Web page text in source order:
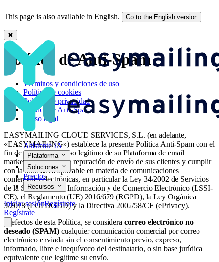
This page is also available in English. Go to the English version
✖
Asistente IA
Plataforma
Soluciones
Precios
Recursos
Iniciar sesiónRegístrate
Regístrate
▷ Política Anti-Spam - Easymailing
Política de Anti-Spam
Términos y condiciones de uso
Política de cookies
Política de privacidad
Política de Anti-Spam
Aviso legal
EASYMAILING CLOUD SERVICES, S.L. (en adelante,
«EASYMAILING») establece la presente Política Anti-Spam con el
fin de garantizar un uso legítimo de su Plataforma de email
marketing, proteger la reputación de envío de sus clientes y cumplir
con la normativa aplicable en materia de comunicaciones
comerciales electrónicas, en particular la Ley 34/2002 de Servicios
de la Sociedad de la Información y de Comercio Electrónico (LSSI-
CE), el Reglamento (UE) 2016/679 (RGPD), la Ley Orgánica
3/2018 (LOPDGDD) y la Directiva 2002/58/CE (ePrivacy).
A efectos de esta Política, se considera correo electrónico no
deseado (SPAM) cualquier comunicación comercial por correo
electrónico enviada sin el consentimiento previo, expreso,
informado, libre e inequívoco del destinatario, o sin base jurídica
equivalente que legitime su envío.